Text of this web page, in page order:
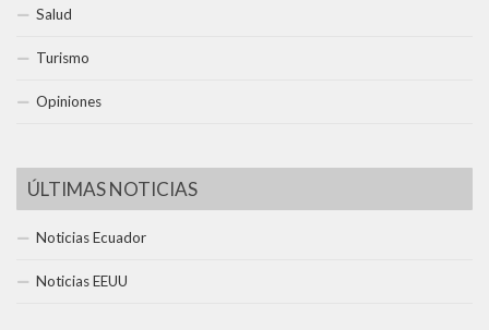
Salud
Turismo
Opiniones
ÚLTIMAS NOTICIAS
Noticias Ecuador
Noticias EEUU